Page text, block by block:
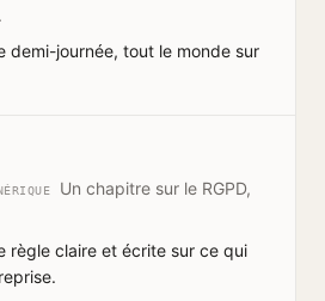
demi-journée, tout le monde sur
Un chapitre sur le RGPD,
règle claire et écrite sur ce qui